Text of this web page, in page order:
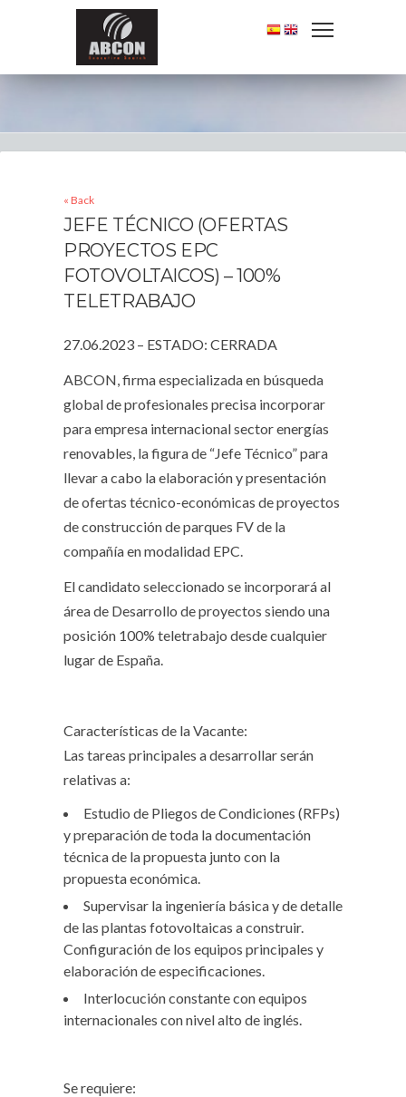
« Back
JEFE TÉCNICO (OFERTAS
PROYECTOS EPC
FOTOVOLTAICOS) – 100%
TELETRABAJO
27.06.2023 – ESTADO: CERRADA
ABCON, firma especializada en búsqueda
global de profesionales precisa incorporar
para empresa internacional sector energías
renovables, la figura de “Jefe Técnico” para
llevar a cabo la elaboración y presentación
de ofertas técnico-económicas de proyectos
de construcción de parques FV de la
compañía en modalidad EPC.
El candidato seleccionado se incorporará al
área de Desarrollo de proyectos siendo una
posición 100% teletrabajo desde cualquier
lugar de España.
Características de la Vacante:
Las tareas principales a desarrollar serán
relativas a:
Estudio de Pliegos de Condiciones (RFPs)
y preparación de toda la documentación
técnica de la propuesta junto con la
propuesta económica.
Supervisar la ingeniería básica y de detalle
de las plantas fotovoltaicas a construir.
Configuración de los equipos principales y
elaboración de especificaciones.
Interlocución constante con equipos
internacionales con nivel alto de inglés.
Se requiere: